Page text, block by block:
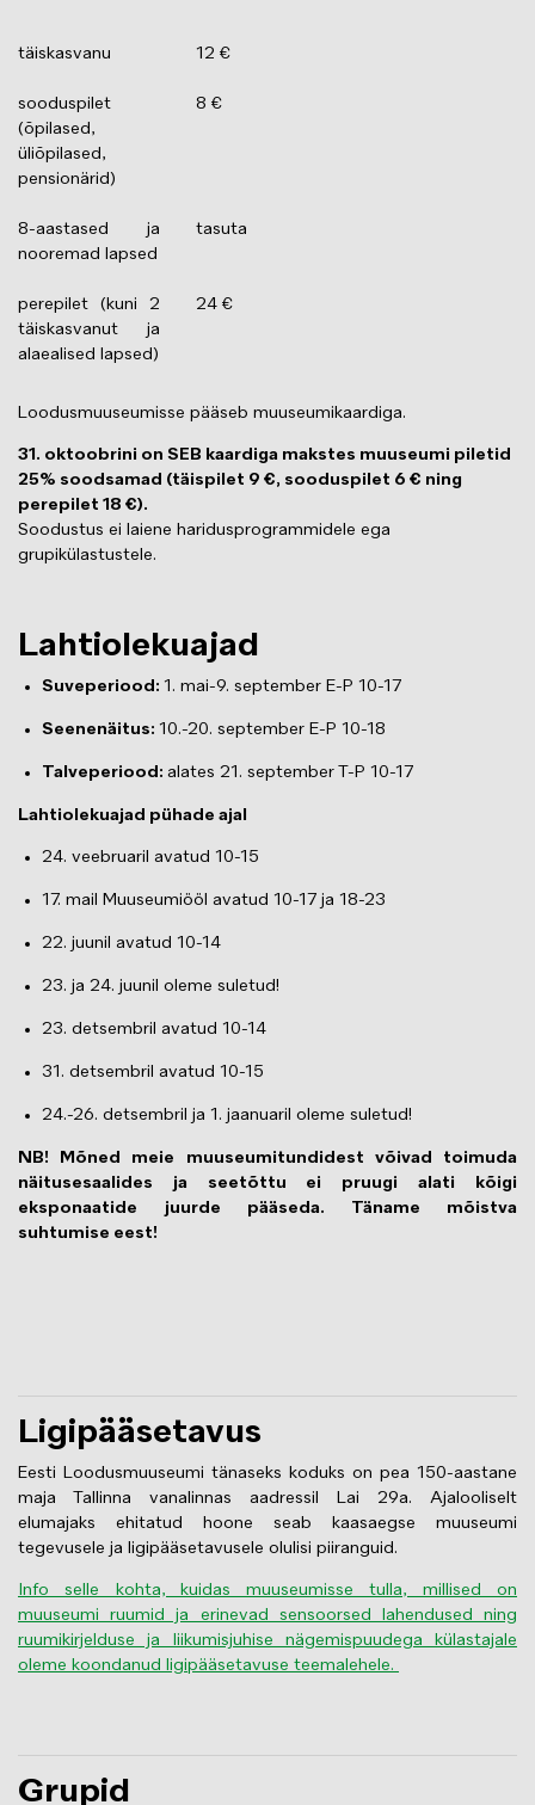
täiskasvanu 12 €
sooduspilet
(õpilased,
üliõpilased,
pensionärid)
8 €
8-aastased ja
nooremad lapsed
tasuta
perepilet (kuni 2
täiskasvanut ja
alaealised lapsed)
24 €
Loodusmuuseumisse pääseb muuseumikaardiga.
31. oktoobrini on SEB kaardiga makstes muuseumi piletid
25% soodsamad (täispilet 9 €, sooduspilet 6 € ning
perepilet 18 €).
Soodustus ei laiene haridusprogrammidele ega
grupikülastustele.
Lahtiolekuajad
Suveperiood: 1. mai-9. september E-P 10-17
Seenenäitus: 10.-20. september E-P 10-18
Talveperiood: alates 21. september T-P 10-17
Lahtiolekuajad pühade ajal
24. veebruaril avatud 10-15
17. mail Muuseumiööl avatud 10-17 ja 18-23
22. juunil avatud 10-14
23. ja 24. juunil oleme suletud!
23. detsembril avatud 10-14
31. detsembril avatud 10-15
24.-26. detsembril ja 1. jaanuaril oleme suletud!
NB! Mõned meie muuseumitundidest võivad toimuda
näitusesaalides ja seetõttu ei pruugi alati kõigi
eksponaatide juurde pääseda. Täname mõistva
suhtumise eest!
Ligipääsetavus
Eesti Loodusmuuseumi tänaseks koduks on pea 150-aastane
maja Tallinna vanalinnas aadressil Lai 29a. Ajalooliselt
elumajaks ehitatud hoone seab kaasaegse muuseumi
tegevusele ja ligipääsetavusele olulisi piiranguid.
Info selle kohta, kuidas muuseumisse tulla, millised on
muuseumi ruumid ja erinevad sensoorsed lahendused ning
ruumikirjelduse ja liikumisjuhise nägemispuudega külastajale
oleme koondanud ligipääsetavuse teemalehele.
Grupid